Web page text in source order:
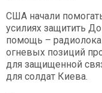
США начали
усилиях защитить
помощь –
огневых позиций
для защищенной
для солдат Киева.